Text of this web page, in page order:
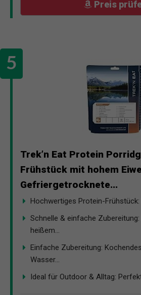
Preis
Trek’n Eat Protein
Frühstück mit hohem
Gefriergetrocknete...
Hochwertiges Protein-
Schnelle & einfache
heißem...
Einfache Zubereitung:
Wasser...
Ideal für Outdoor & Alltag: